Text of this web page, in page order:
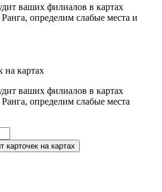
ваших филиалов в картах
определим слабые места и
на картах
ваших филиалов в картах
определим слабые места
карточек на картах